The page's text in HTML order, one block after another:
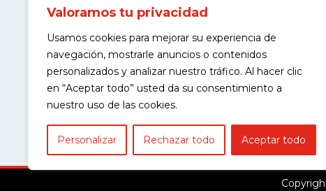
Valoramos tu privacidad
Usamos cookies para mejorar su experiencia de
navegación, mostrarle anuncios o contenidos
personalizados y analizar nuestro tráfico. Al hacer clic
en “Aceptar todo” usted da su consentimiento a
nuestro uso de las cookies.
Personalizar Rechazar todo Aceptar todo
Contacto
Calle 12A # 66A-21 Salazar Gómez,
Bogotá
(+57) 311 443 9968
contacto@americasmaquinaria.com
Políticas de
Políticas de
Garantía del